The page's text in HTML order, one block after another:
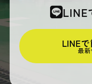
LINE
LINE
最